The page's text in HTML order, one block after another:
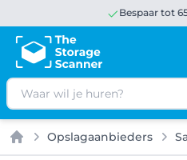
Bespaar tot
Zoeken
Home
Opslagaanbieders